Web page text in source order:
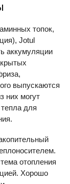
топок,
Jotul
аккумуляции
выпускаются
них могут
тепла для
отопления
Хорошо